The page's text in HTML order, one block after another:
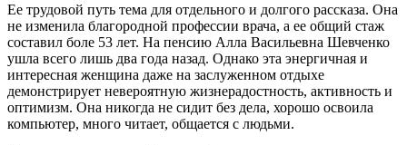
Ее трудовой путь тема для отдельного и долгого рассказа. Она
не изменила благородной профессии врача, а ее общий стаж
составил боле 53 лет. На пенсию Алла Васильевна Шевченко
ушла всего лишь два года назад. Однако эта энергичная и
интересная женщина даже на заслуженном отдыхе
демонстрирует невероятную жизнерадостность, активность и
оптимизм. Она никогда не сидит без дела, хорошо освоила
компьютер, много читает, общается с людьми.